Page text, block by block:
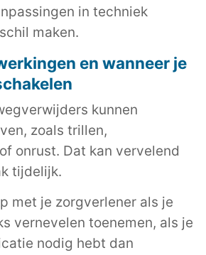
in techniek
maken.
en wanneer je
kunnen
zoals trillen,
onrust. Dat kan vervelend
tijdelijk.
met je zorgverlener als je
vernevelen toenemen, als je
nodig hebt dan